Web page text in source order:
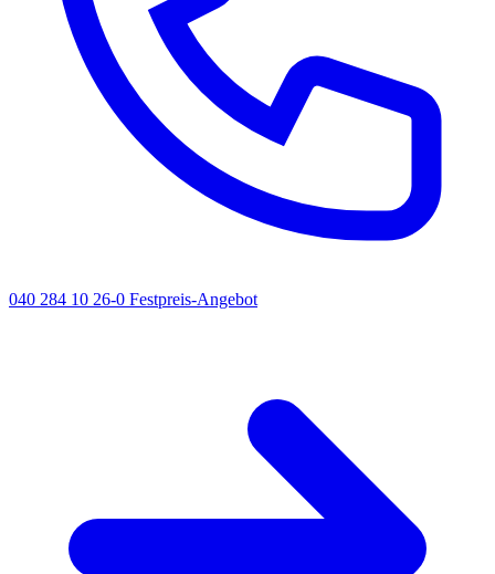
040 284 10 26-0 Festpreis-Angebot